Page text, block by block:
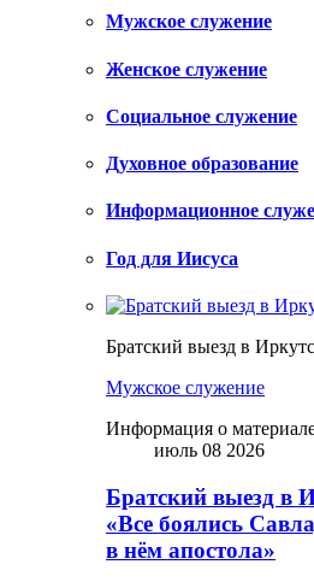
Мужское служение
Женское служение
Социальное служение
Духовное образование
Информационное
Год для Иисуса
Братский выезд в
Мужское служение
Информация о
июль 08 2026
Братский выезд в
«Все боялись
в нём апостола»